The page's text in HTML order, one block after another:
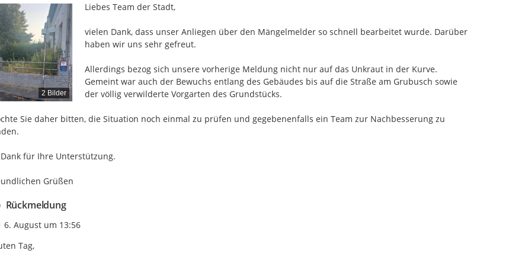
2 Bilder
Liebes Team der Stadt,
vielen Dank, dass unser Anliegen über den Mängelmelder so schnell bearbeitet wurde. Darüber
haben wir uns sehr gefreut.
Allerdings bezog sich unsere vorherige Meldung nicht nur auf das Unkraut in der Kurve.
Gemeint war auch der Bewuchs entlang des Gebäudes bis auf die Straße am Grubusch sowie
der völlig verwilderte Vorgarten des Grundstücks.
Sie daher bitten, die Situation noch einmal zu prüfen und gegebenenfalls ein Team zur Nachbesserung zu
für Ihre Unterstützung.
Grüßen
Rückmeldung
Zeitpunkt des Erstellens
6. August um 13:56
Tag,